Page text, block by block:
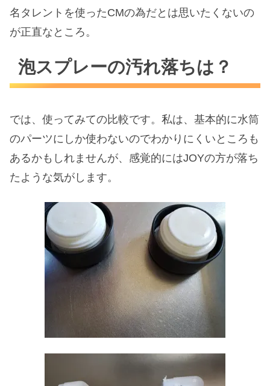
名タレントを使ったCMの為だとは思いたくないの
が正直なところ。
泡スプレーの汚れ落ちは？
では、使ってみての比較です。私は、基本的に水筒
のパーツにしか使わないのでわかりにくいところも
あるかもしれませんが、感覚的にはJOYの方が落ち
たような気がします。